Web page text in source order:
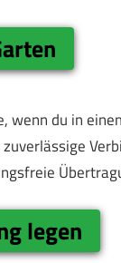
wenn du in
legen